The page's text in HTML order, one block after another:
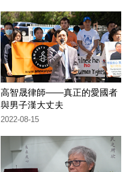
高智晟律師——真正的愛國者
與男子漢大丈夫
2022-08-15